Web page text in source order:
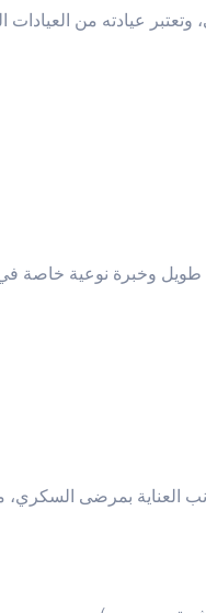
عيادته من
وخبرة نوعية خاصة
بمرضى السكري،